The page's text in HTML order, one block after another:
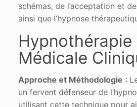
schémas, de l’acceptation et
ainsi que l’hypnose
Hypnothérapie
Médicale
Approche et Méthodologie :
un fervent défenseur de
utilisant cette technique pour